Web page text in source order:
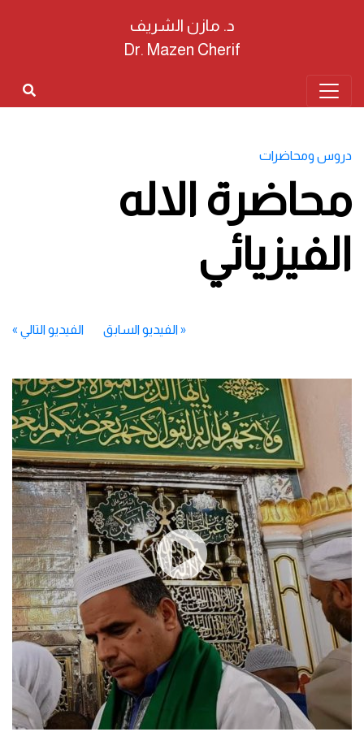
د. مازن الشريف
Dr. Mazen Cherif
دروس ومحاضرات
محاضرة الاله
الفيزيائي
«الفيديو السابق الفيديو التالي »